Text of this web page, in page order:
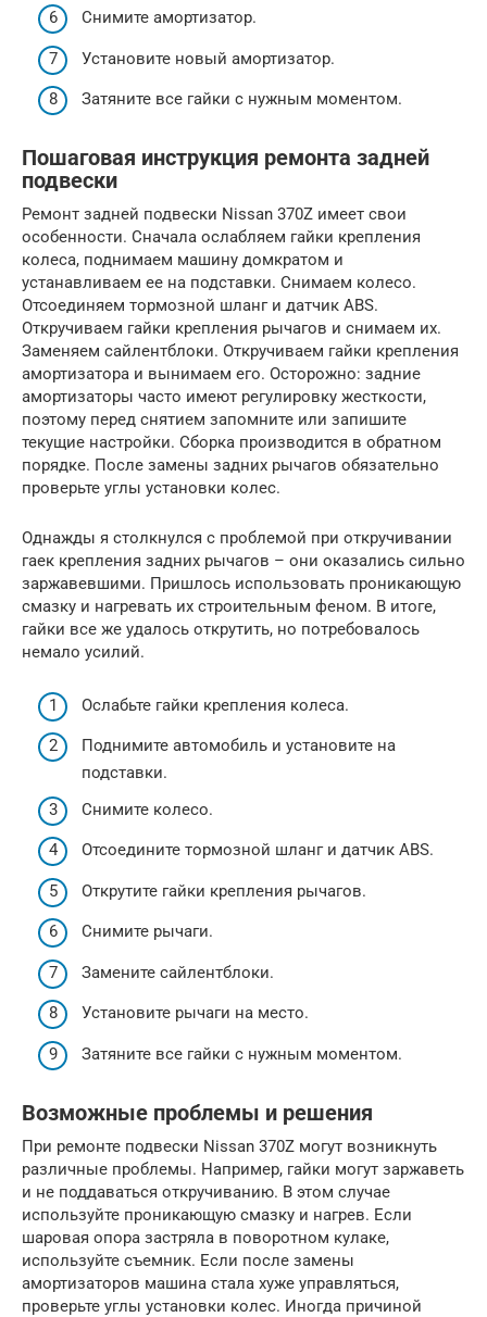
Снимите амортизатор.
Установите новый амортизатор.
Затяните все гайки с нужным моментом.
Пошаговая инструкция ремонта задней
подвески
Ремонт задней подвески Nissan 370Z имеет свои
особенности. Сначала ослабляем гайки крепления
колеса, поднимаем машину домкратом и
устанавливаем ее на подставки. Снимаем колесо.
Отсоединяем тормозной шланг и датчик ABS.
Откручиваем гайки крепления рычагов и снимаем их.
Заменяем сайлентблоки. Откручиваем гайки крепления
амортизатора и вынимаем его. Осторожно: задние
амортизаторы часто имеют регулировку жесткости,
поэтому перед снятием запомните или запишите
текущие настройки. Сборка производится в обратном
порядке. После замены задних рычагов обязательно
проверьте углы установки колес.
Однажды я столкнулся с проблемой при откручивании
гаек крепления задних рычагов – они оказались сильно
заржавевшими. Пришлось использовать проникающую
смазку и нагревать их строительным феном. В итоге,
гайки все же удалось открутить, но потребовалось
немало усилий.
Ослабьте гайки крепления колеса.
Поднимите автомобиль и установите на
подставки.
Снимите колесо.
Отсоедините тормозной шланг и датчик ABS.
Открутите гайки крепления рычагов.
Снимите рычаги.
Замените сайлентблоки.
Установите рычаги на место.
Затяните все гайки с нужным моментом.
Возможные проблемы и решения
При ремонте подвески Nissan 370Z могут возникнуть
различные проблемы. Например, гайки могут заржаветь
и не поддаваться откручиванию. В этом случае
используйте проникающую смазку и нагрев. Если
шаровая опора застряла в поворотном кулаке,
используйте съемник. Если после замены
амортизаторов машина стала хуже управляться,
проверьте углы установки колес. Иногда причиной